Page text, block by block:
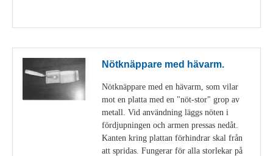
Nötknäppare med hävarm.
Nötknäppare med en hävarm, som vilar
mot en platta med en "nöt-stor" grop av
metall. Vid användning läggs nöten i
fördjupningen och armen pressas nedåt.
Kanten kring plattan förhindrar skal från
att spridas. Fungerar för alla storlekar på